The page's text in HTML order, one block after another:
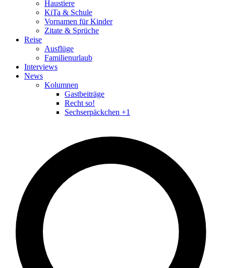
Haustiere
KiTa & Schule
Vornamen für Kinder
Zitate & Sprüche
Reise
Ausflüge
Familienurlaub
Interviews
News
Kolumnen
Gastbeiträge
Recht so!
Sechserpäckchen +1